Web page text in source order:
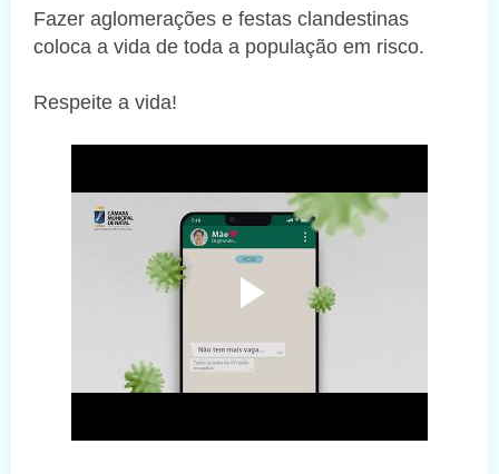
Fazer aglomerações e festas clandestinas
coloca a vida de toda a população em risco.
Respeite a vida!